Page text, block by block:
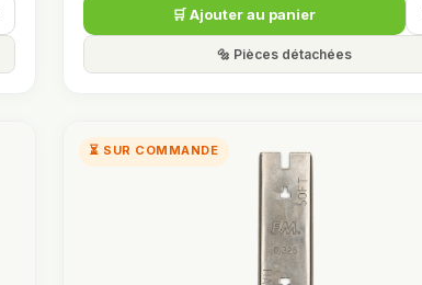
🛒 Ajouter au panier
🔩 Pièces détachées
⏳ SUR COMMANDE